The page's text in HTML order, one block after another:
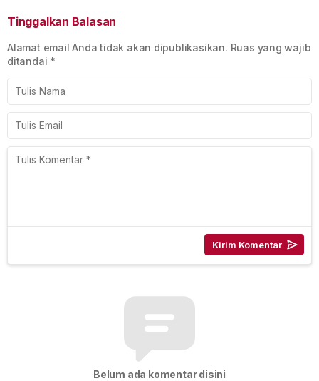
Tinggalkan Balasan
Alamat email Anda tidak akan dipublikasikan. Ruas yang wajib
ditandai *
Belum ada komentar disini